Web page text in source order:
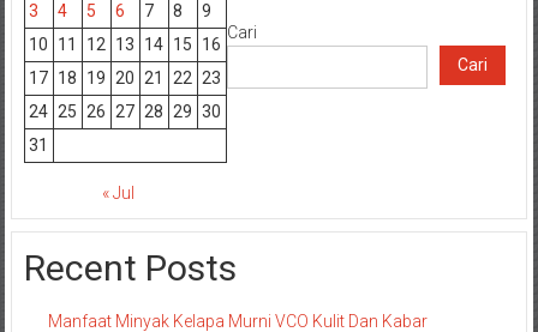
3
4 5 6 7 8
9
10
11 12 13 14 15
16
17 18 19 20 21 22
23
24 25 26 27 28 29 30
31
« Jul
Cari
Cari
Recent Posts
Manfaat Minyak Kelapa Murni VCO Kulit Dan Kabar